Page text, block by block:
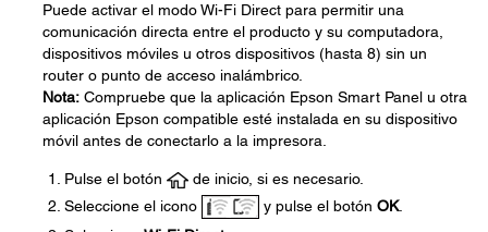
Puede activar el modo Wi-Fi Direct para permitir una
comunicación directa entre el producto y su computadora,
dispositivos móviles u otros dispositivos (hasta 8) sin un
router o punto de acceso inalámbrico.
Nota: Compruebe que la aplicación Epson Smart Panel u otra
aplicación Epson compatible esté instalada en su dispositivo
móvil antes de conectarlo a la impresora.
Pulse el botón
de inicio, si es necesario.
Seleccione el icono
y pulse el botón OK.